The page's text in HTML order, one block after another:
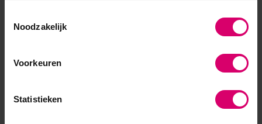
Noodzakelijk
Voorkeuren
Statistieken